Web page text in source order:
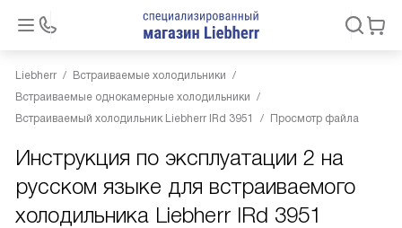
Liebherr
Встраиваемые холодильники
Встраиваемые однокамерные холодильники
Встраиваемый холодильник Liebherr IRd 3951
Просмотр файла
Инструкция по эксплуатации 2 на
русском языке для встраиваемого
холодильника Liebherr IRd 3951